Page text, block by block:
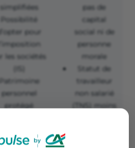
simplifiées
Possibilité
pour
l’imposition
les sociétés
Patrimoine
personnel
protégé
pas de
capital
social ni de
personne
morale
Statut de
travailleur
non salarié
(TNS) moins